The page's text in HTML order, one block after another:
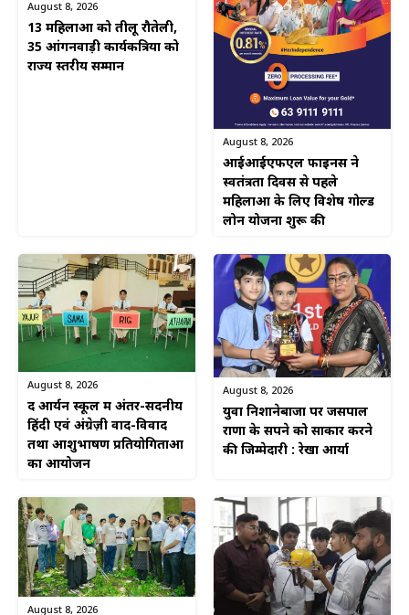
August 8, 2026
13 महिलाओं को तीलू रौतेली,
35 आंगनवाड़ी कार्यकत्रियों को
राज्य स्तरीय सम्मान
August 8, 2026
आईआईएफएल फाइनेंस ने
स्वतंत्रता दिवस से पहले
महिलाओं के लिए विशेष गोल्ड
लोन योजना शुरू की
August 8, 2026
द आर्यन स्कूल में अंतर-सदनीय
हिंदी एवं अंग्रेज़ी वाद-विवाद
तथा आशुभाषण प्रतियोगिताओं
का आयोजन
August 8, 2026
युवा निशानेबाजों पर जसपाल
राणा के सपने को साकार करने
की जिम्मेदारी : रेखा आर्या
August 8, 2026